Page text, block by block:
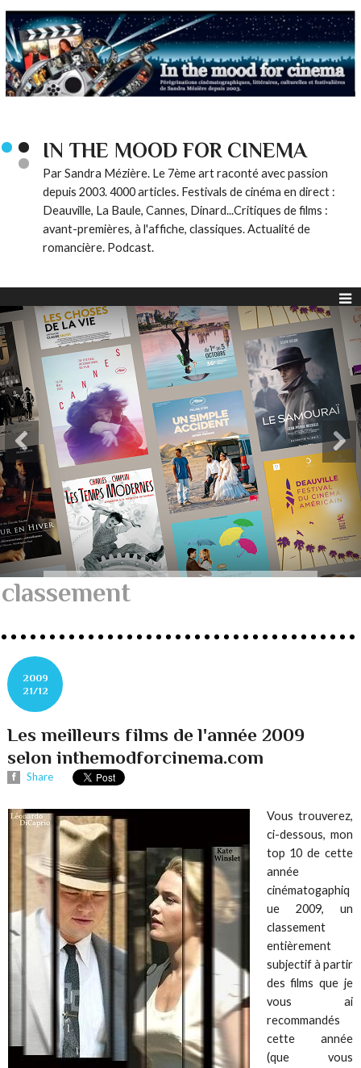
IN THE MOOD FOR CINEMA
Par Sandra Mézière. Le 7ème art raconté avec passion
depuis 2003. 4000 articles. Festivals de cinéma en direct :
Deauville, La Baule, Cannes, Dinard...Critiques de films :
avant-premières, à l'affiche, classiques. Actualité de
romancière. Podcast.
classement
2009
21/12
Les meilleurs films de l'année 2009
selon inthemodforcinema.com
Share
Vous trouverez,
ci-dessous, mon
top 10 de cette
année
cinématogaphiq
ue 2009, un
classement
entièrement
subjectif à partir
des films que je
vous ai
recommandés
cette année
(que vous